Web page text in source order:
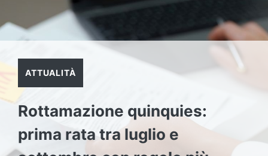
ATTUALITÀ
Rottamazione quinquies:
prima rata tra luglio e